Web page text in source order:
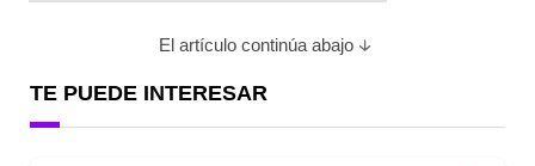
El artículo continúa abajo
TE PUEDE INTERESAR